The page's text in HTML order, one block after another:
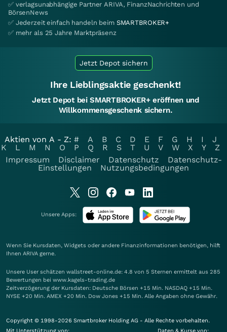
✅ verlagsunabhängige Partner ARIVA, FinanzNachrichten und
BörsenNews
✅ Jederzeit einfach handeln beim SMARTBROKER+
✅ mehr als 25 Jahre Marktpräsenz
Jetzt Depot sichern
Ihre Lieblingsaktie geschenkt!
Jetzt Depot bei SMARTBROKER+ eröffnen und
Willkommensgeschenk sichern.
Aktien von A - Z: # A B C D E F G H I
J
K
L M N O P Q R S T U V W X Y
Z
Impressum
Disclaimer Datenschutz
Datenschutz-
Einstellungen
Nutzungsbedingungen
Unsere Apps:
Wenn Sie Kursdaten, Widgets oder andere Finanzinformationen benötigen, hilft
Ihnen ARIVA gerne.
Unsere User schätzen wallstreet-online.de: 4.8 von 5 Sternen ermittelt aus 285
Bewertungen bei www.kagels-trading.de
Zeitverzögerung der Kursdaten: Deutsche Börsen +15 Min. NASDAQ +15 Min.
NYSE +20 Min. AMEX +20 Min. Dow Jones +15 Min. Alle Angaben ohne Gewähr.
Copyright © 1998-2026 Smartbroker Holding AG - Alle Rechte vorbehalten.